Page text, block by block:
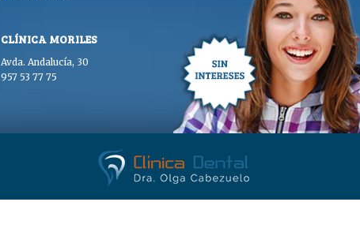
CLÍNICA MORILES
Avda. Andalucía, 30
957 53 77 75